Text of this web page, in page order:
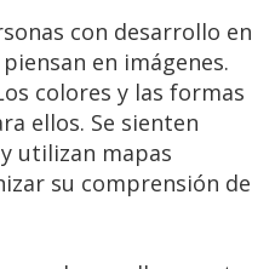
con desarrollo en
en imágenes.
colores y las formas
ellos. Se sienten
utilizan mapas
su comprensión de